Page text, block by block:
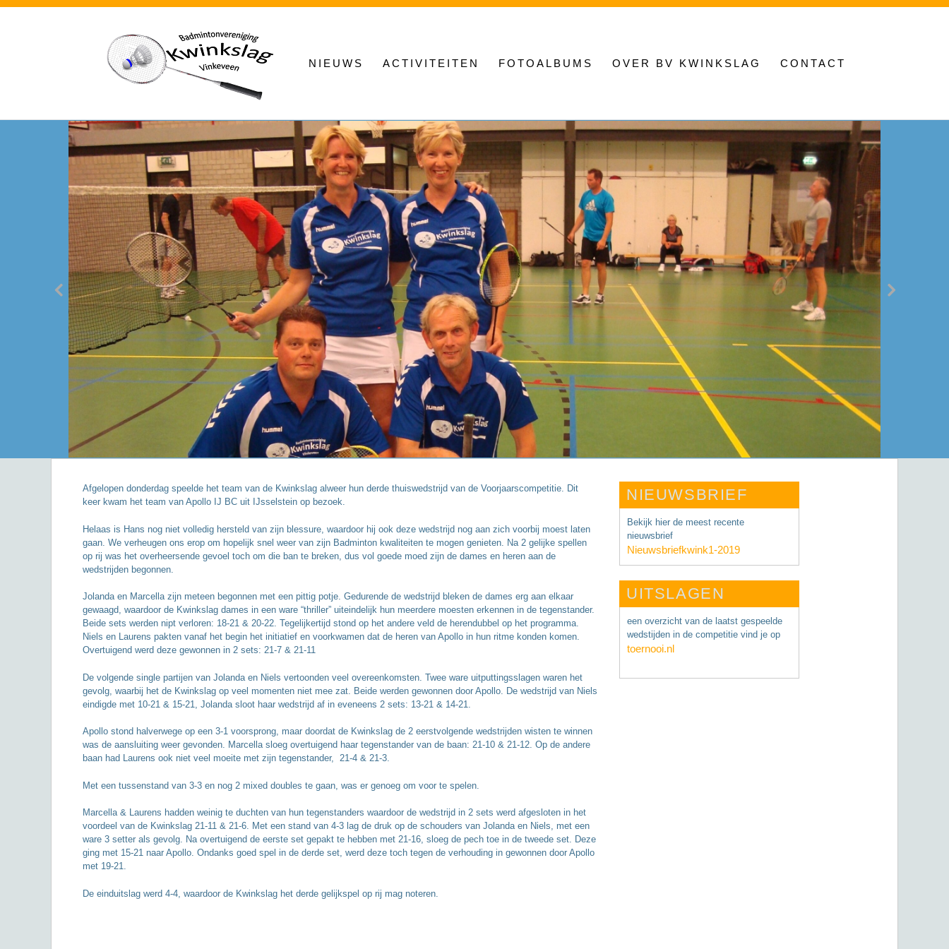
NIEUWS ACTIVITEITEN FOTOALBUMS OVER BV KWINKSLAG CONTACT
Afgelopen donderdag speelde het team van de Kwinkslag alweer hun derde thuiswedstrijd van de Voorjaarscompetitie. Dit
keer kwam het team van Apollo IJ BC uit IJsselstein op bezoek.
Helaas is Hans nog niet volledig hersteld van zijn blessure, waardoor hij ook deze wedstrijd nog aan zich voorbij moest laten
gaan. We verheugen ons erop om hopelijk snel weer van zijn Badminton kwaliteiten te mogen genieten. Na 2 gelijke spellen
op rij was het overheersende gevoel toch om die ban te breken, dus vol goede moed zijn de dames en heren aan de
wedstrijden begonnen.
Jolanda en Marcella zijn meteen begonnen met een pittig potje. Gedurende de wedstrijd bleken de dames erg aan elkaar
gewaagd, waardoor de Kwinkslag dames in een ware “thriller” uiteindelijk hun meerdere moesten erkennen in de tegenstander.
Beide sets werden nipt verloren: 18-21 & 20-22. Tegelijkertijd stond op het andere veld de herendubbel op het programma.
Niels en Laurens pakten vanaf het begin het initiatief en voorkwamen dat de heren van Apollo in hun ritme konden komen.
Overtuigend werd deze gewonnen in 2 sets: 21-7 & 21-11
De volgende single partijen van Jolanda en Niels vertoonden veel overeenkomsten. Twee ware uitputtingsslagen waren het
gevolg, waarbij het de Kwinkslag op veel momenten niet mee zat. Beide werden gewonnen door Apollo. De wedstrijd van Niels
eindigde met 10-21 & 15-21, Jolanda sloot haar wedstrijd af in eveneens 2 sets: 13-21 & 14-21.
Apollo stond halverwege op een 3-1 voorsprong, maar doordat de Kwinkslag de 2 eerstvolgende wedstrijden wisten te winnen
was de aansluiting weer gevonden. Marcella sloeg overtuigend haar tegenstander van de baan: 21-10 & 21-12. Op de andere
baan had Laurens ook niet veel moeite met zijn tegenstander, 21-4 & 21-3.
Met een tussenstand van 3-3 en nog 2 mixed doubles te gaan, was er genoeg om voor te spelen.
Marcella & Laurens hadden weinig te duchten van hun tegenstanders waardoor de wedstrijd in 2 sets werd afgesloten in het
voordeel van de Kwinkslag 21-11 & 21-6. Met een stand van 4-3 lag de druk op de schouders van Jolanda en Niels, met een
ware 3 setter als gevolg. Na overtuigend de eerste set gepakt te hebben met 21-16, sloeg de pech toe in de tweede set. Deze
ging met 15-21 naar Apollo. Ondanks goed spel in de derde set, werd deze toch tegen de verhouding in gewonnen door Apollo
met 19-21.
De einduitslag werd 4-4, waardoor de Kwinkslag het derde gelijkspel op rij mag noteren.
NIEUWSBRIEF
Bekijk hier de meest recente
nieuwsbrief
Nieuwsbriefkwink1-2019
UITSLAGEN
een overzicht van de laatst gespeelde
wedstijden in de competitie vind je op
toernooi.nl